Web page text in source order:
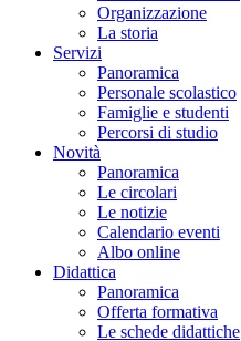
Organizzazione
La storia
Servizi
Panoramica
Personale scolastico
Famiglie e studenti
Percorsi di studio
Novità
Panoramica
Le circolari
Le notizie
Calendario eventi
Albo online
Didattica
Panoramica
Offerta formativa
Le schede didattiche